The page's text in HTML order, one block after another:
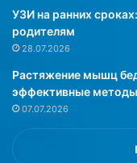
УЗИ на ранних
родителям
28.07.2026
Растяжение мышц
эффективные методы
07.07.2026